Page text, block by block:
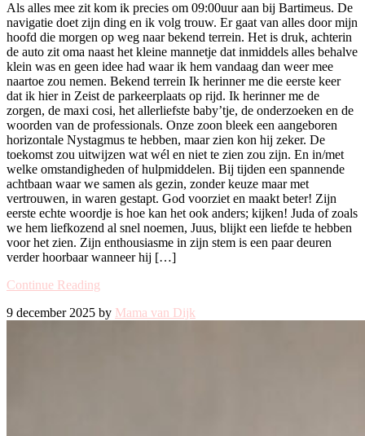
Als alles mee zit kom ik precies om 09:00uur aan bij Bartimeus. De
navigatie doet zijn ding en ik volg trouw. Er gaat van alles door mijn
hoofd die morgen op weg naar bekend terrein. Het is druk, achterin
de auto zit oma naast het kleine mannetje dat inmiddels alles behalve
klein was en geen idee had waar ik hem vandaag dan weer mee
naartoe zou nemen. Bekend terrein Ik herinner me die eerste keer
dat ik hier in Zeist de parkeerplaats op rijd. Ik herinner me de
zorgen, de maxi cosi, het allerliefste baby’tje, de onderzoeken en de
woorden van de professionals. Onze zoon bleek een aangeboren
horizontale Nystagmus te hebben, maar zien kon hij zeker. De
toekomst zou uitwijzen wat wél en niet te zien zou zijn. En in/met
welke omstandigheden of hulpmiddelen. Bij tijden een spannende
achtbaan waar we samen als gezin, zonder keuze maar met
vertrouwen, in waren gestapt. God voorziet en maakt beter! Zijn
eerste echte woordje is hoe kan het ook anders; kijken! Juda of zoals
we hem liefkozend al snel noemen, Juus, blijkt een liefde te hebben
voor het zien. Zijn enthousiasme in zijn stem is een paar deuren
verder hoorbaar wanneer hij […]
Continue Reading
9 december 2025 by Mama van Dijk